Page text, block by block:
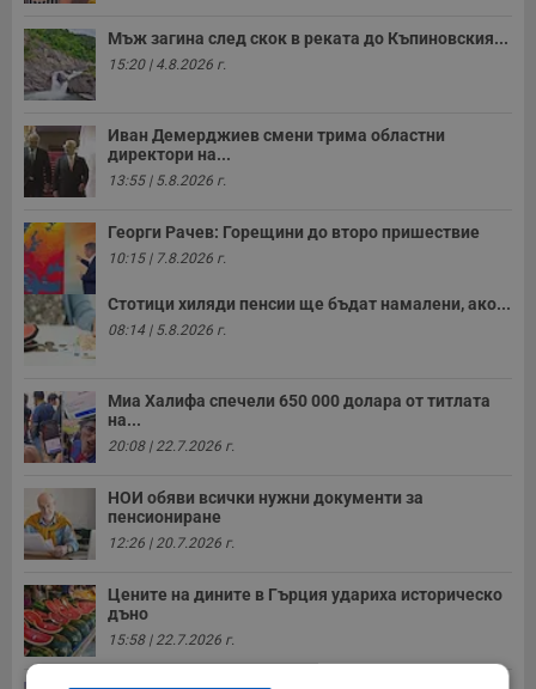
Мъж загина след скок в реката до Къпиновския...
15:20 | 4.8.2026 г.
Иван Демерджиев смени трима областни
директори на...
13:55 | 5.8.2026 г.
Георги Рачев: Горещини до второ пришествие
10:15 | 7.8.2026 г.
Стотици хиляди пенсии ще бъдат намалени, ако...
08:14 | 5.8.2026 г.
Миа Халифа спечели 650 000 долара от титлата
на...
20:08 | 22.7.2026 г.
НОИ обяви всички нужни документи за
пенсиониране
12:26 | 20.7.2026 г.
Цените на дините в Гърция удариха историческо
дъно
15:58 | 22.7.2026 г.